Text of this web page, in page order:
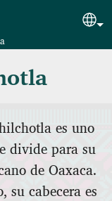
es uno
divide para su
de Oaxaca.
su cabecera es